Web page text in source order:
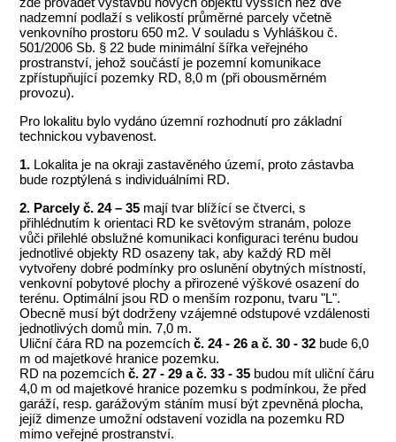
nadzemní podlaží s velikostí průměrné parcely včetně
venkovního prostoru 650 m2. V souladu s Vyhláškou č.
501/2006 Sb. § 22 bude minimální šířka veřejného
prostranství, jehož součástí je pozemní komunikace
zpřístupňující pozemky RD, 8,0 m (při obousměrném
provozu).
Pro lokalitu bylo vydáno územní rozhodnutí pro základní
technickou vybavenost.
1. Lokalita je na okraji zastavěného území, proto zástavba
bude rozptýlená s individuálními RD.
2. Parcely č. 24 – 35 mají tvar blížící se čtverci, s
přihlédnutím k orientaci RD ke světovým stranám, poloze
vůči přilehlé obslužné komunikaci konfiguraci terénu budou
jednotlivé objekty RD osazeny tak, aby každý RD měl
vytvořeny dobré podmínky pro oslunění obytných místností,
venkovní pobytové plochy a přirozené výškové osazení do
terénu. Optimální jsou RD o menším rozponu, tvaru "L".
Obecně musí být dodrženy vzájemné odstupové vzdálenosti
jednotlivých domů min. 7,0 m.
Uliční čára RD na pozemcíchč. 24 - 26 a č. 30 - 32 bude 6,0
m od majetkové hranice pozemku.
RD na pozemcíchč. 27 - 29 a č. 33 - 35 budou mít uliční čáru
4,0 m od majetkové hranice pozemku s podmínkou, že před
garáží, resp. garážovým stáním musí být zpevněná plocha,
jejíž dimenze umožní odstavení vozidla na pozemku RD
mimo veřejné prostranství.